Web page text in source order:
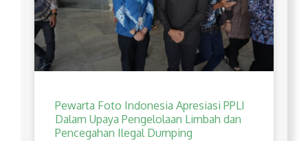
Pewarta Foto Indonesia Apresiasi PPLI
Dalam Upaya Pengelolaan Limbah dan
Pencegahan Ilegal Dumping